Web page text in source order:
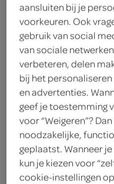
aansluiten bij je
voorkeuren. Ook
gebruik van social
van sociale
verbeteren, delen
bij het
en advertenties.
geef je toestemming
voor “Weigeren”?
noodzakelijke,
geplaatst. Wanneer
kun je kiezen voor
cookie-instellingen